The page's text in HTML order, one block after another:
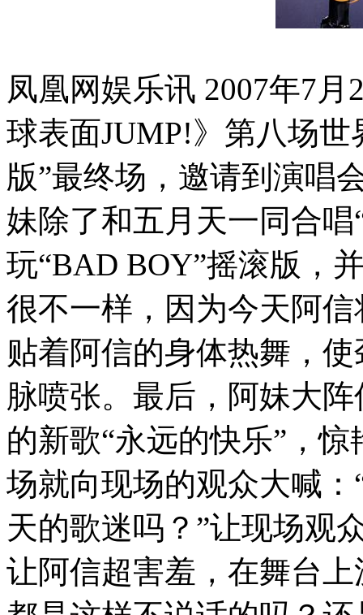
凤凰网娱乐讯 2007年7
球表面JUMP!》第八场
版”最终场，邀请到演唱
妹除了和五月天一同合
玩“BAD BOY”摇滚版，
很不一样，因为今天阿
贴着阿信的身体热舞，
脉喷张。最后，阿妹大
的新歌“永远的快乐”，
场就向现场的观众大喊
天的歌迷吗？”让现场观
让阿信超害羞，在舞台